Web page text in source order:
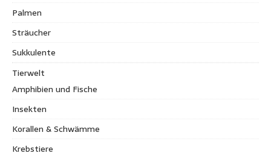
Palmen
Sträucher
Sukkulente
Tierwelt
Amphibien und Fische
Insekten
Korallen & Schwämme
Krebstiere